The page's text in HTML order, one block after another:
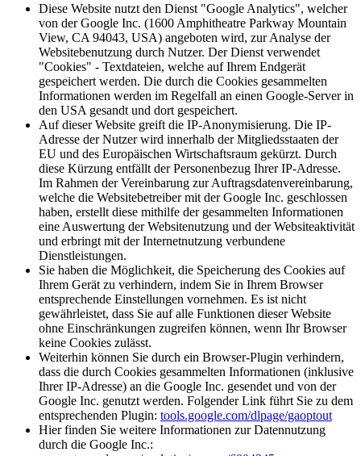
Diese Website nutzt den Dienst "Google Analytics", welcher
von der Google Inc. (1600 Amphitheatre Parkway Mountain
View, CA 94043, USA) angeboten wird, zur Analyse der
Websitebenutzung durch Nutzer. Der Dienst verwendet
"Cookies" - Textdateien, welche auf Ihrem Endgerät
gespeichert werden. Die durch die Cookies gesammelten
Informationen werden im Regelfall an einen Google-Server in
den USA gesandt und dort gespeichert.
Auf dieser Website greift die IP-Anonymisierung. Die IP-
Adresse der Nutzer wird innerhalb der Mitgliedsstaaten der
EU und des Europäischen Wirtschaftsraum gekürzt. Durch
diese Kürzung entfällt der Personenbezug Ihrer IP-Adresse.
Im Rahmen der Vereinbarung zur Auftragsdatenvereinbarung,
welche die Websitebetreiber mit der Google Inc. geschlossen
haben, erstellt diese mithilfe der gesammelten Informationen
eine Auswertung der Websitenutzung und der Websiteaktivität
und erbringt mit der Internetnutzung verbundene
Dienstleistungen.
Sie haben die Möglichkeit, die Speicherung des Cookies auf
Ihrem Gerät zu verhindern, indem Sie in Ihrem Browser
entsprechende Einstellungen vornehmen. Es ist nicht
gewährleistet, dass Sie auf alle Funktionen dieser Website
ohne Einschränkungen zugreifen können, wenn Ihr Browser
keine Cookies zulässt.
Weiterhin können Sie durch ein Browser-Plugin verhindern,
dass die durch Cookies gesammelten Informationen (inklusive
Ihrer IP-Adresse) an die Google Inc. gesendet und von der
Google Inc. genutzt werden. Folgender Link führt Sie zu dem
entsprechenden Plugin: tools.google.com/dlpage/gaoptout
Hier finden Sie weitere Informationen zur Datennutzung
durch die Google Inc.: